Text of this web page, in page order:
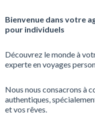
Bienvenue dans votre
pour individuels
Découvrez le monde à
experte en voyages
Nous nous consacrons à
authentiques,
et vos rêves.